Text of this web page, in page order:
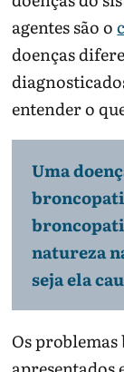
agentes são o
doenças
entender o
Uma
natureza
seja ela
Os